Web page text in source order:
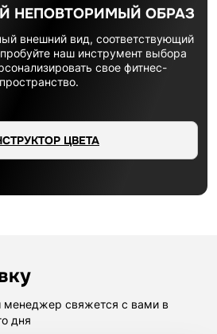
НЕПОВТОРИМЫЙ ОБРАЗ
внешний вид, соответствующий
наш инструмент выбора
свое фитнес-
пространство.
ЦВЕТА
менеджер свяжется с вами в
дня